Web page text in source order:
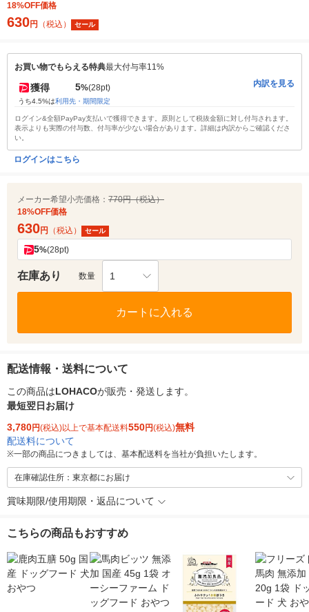
18%OFF価格
630円 （税込） セール
お買い物でもらえる特典最大付与率11%
獲得 5%(28pt)
うち4.5%は利用先・期間限定
内訳を見る
ログイン&全額PayPay支払いで獲得できます。原則として税抜金額に対し付与されます。
表示よりも実際の付与数、付与率が少ない場合があります。詳細は内訳からご確認くださ
い。
ログインはこちら
メーカー希望小売価格： 770円（税込）
18%OFF価格
630円 （税込） セール
5%(28pt)
在庫あり 数量 1
カートに入れる
配送情報・送料について
この商品はLOHACOが販売・発送します。
最短翌日お届け
3,780円(税込)以上で基本配送料550円(税込)無料
配送料について
※一部の商品につきましては、基本配送料を当社が負担いたします。
在庫確認住所：東京都にお届け
賞味期限/使用期限・返品について
こちらの商品もおすすめ